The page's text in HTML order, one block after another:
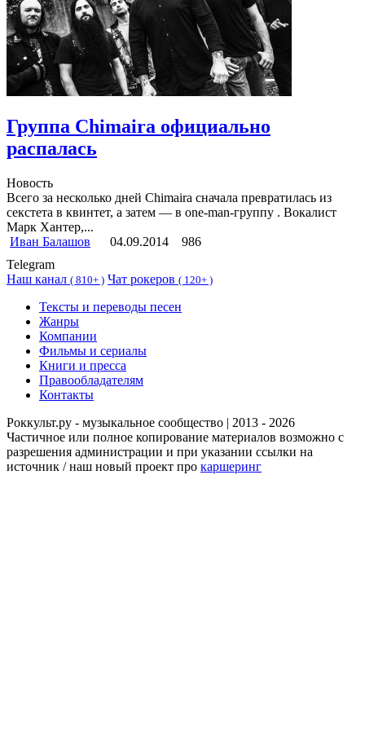
Группа Chimaira официально
распалась
Новость
Всего за несколько дней Chimaira сначала превратилась из
секстета в квинтет, а затем — в one-man-группу . Вокалист
Марк Хантер,...
Иван Балашов
04.09.2014
986
Telegram
Наш канал ( 810+ ) Чат рокеров ( 120+ )
Тексты и переводы песен
Жанры
Компании
Фильмы и сериалы
Книги и пресса
Правообладателям
Контакты
Роккульт.ру - музыкальное сообщество | 2013 - 2026
Частичное или полное копирование материалов возможно с
разрешения администрации и при указании ссылки на
источник / наш новый проект про каршеринг